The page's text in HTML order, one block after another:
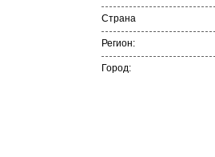
Страна
Регион:
Город: